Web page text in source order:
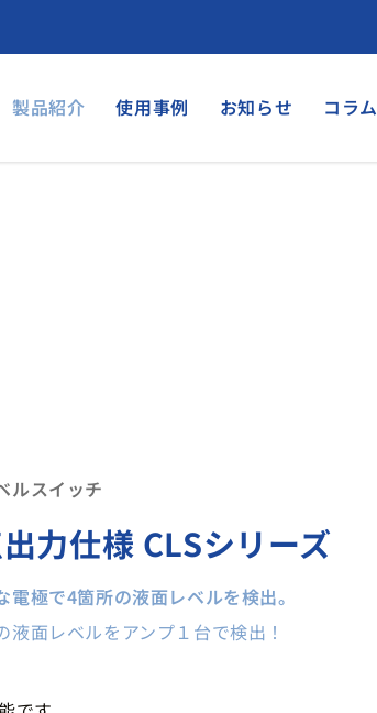
製品紹介 使用事例 お知らせ コラム
ルスイッチ
力仕様 CLSシリーズ
電極で4箇所の液面レベルを検出。
液面レベルをアンプ１台で検出！